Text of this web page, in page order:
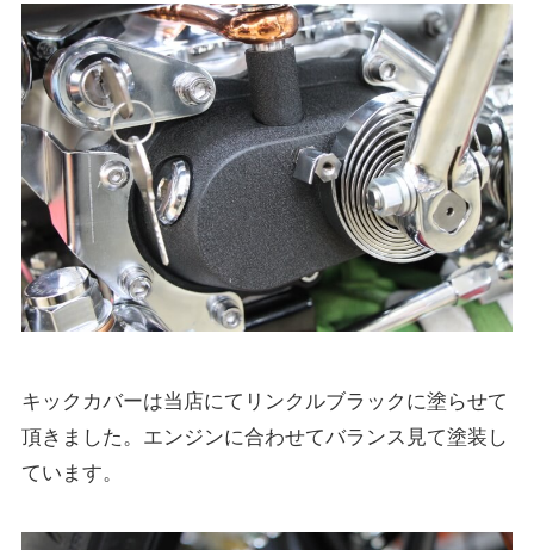
キックカバーは当店にてリンクルブラックに塗らせて
頂きました。エンジンに合わせてバランス見て塗装し
ています。